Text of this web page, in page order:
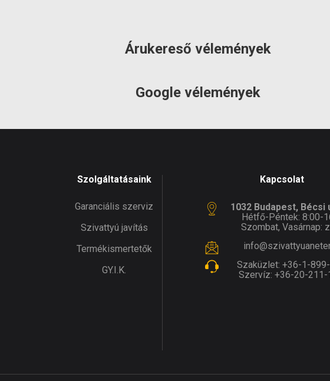
Árukereső vélemények
Google vélemények
Szolgáltatásaink
Garanciális szerviz
Szivattyú javítás
Termékismertetők
GY.I.K.
Kapcsolat
1032 Budapest, Bécsi
Hétfő-Péntek: 8:00-
Szombat, Vasárnap:
Szaküzlet: +36-1-
Szervíz: +36-20-211-